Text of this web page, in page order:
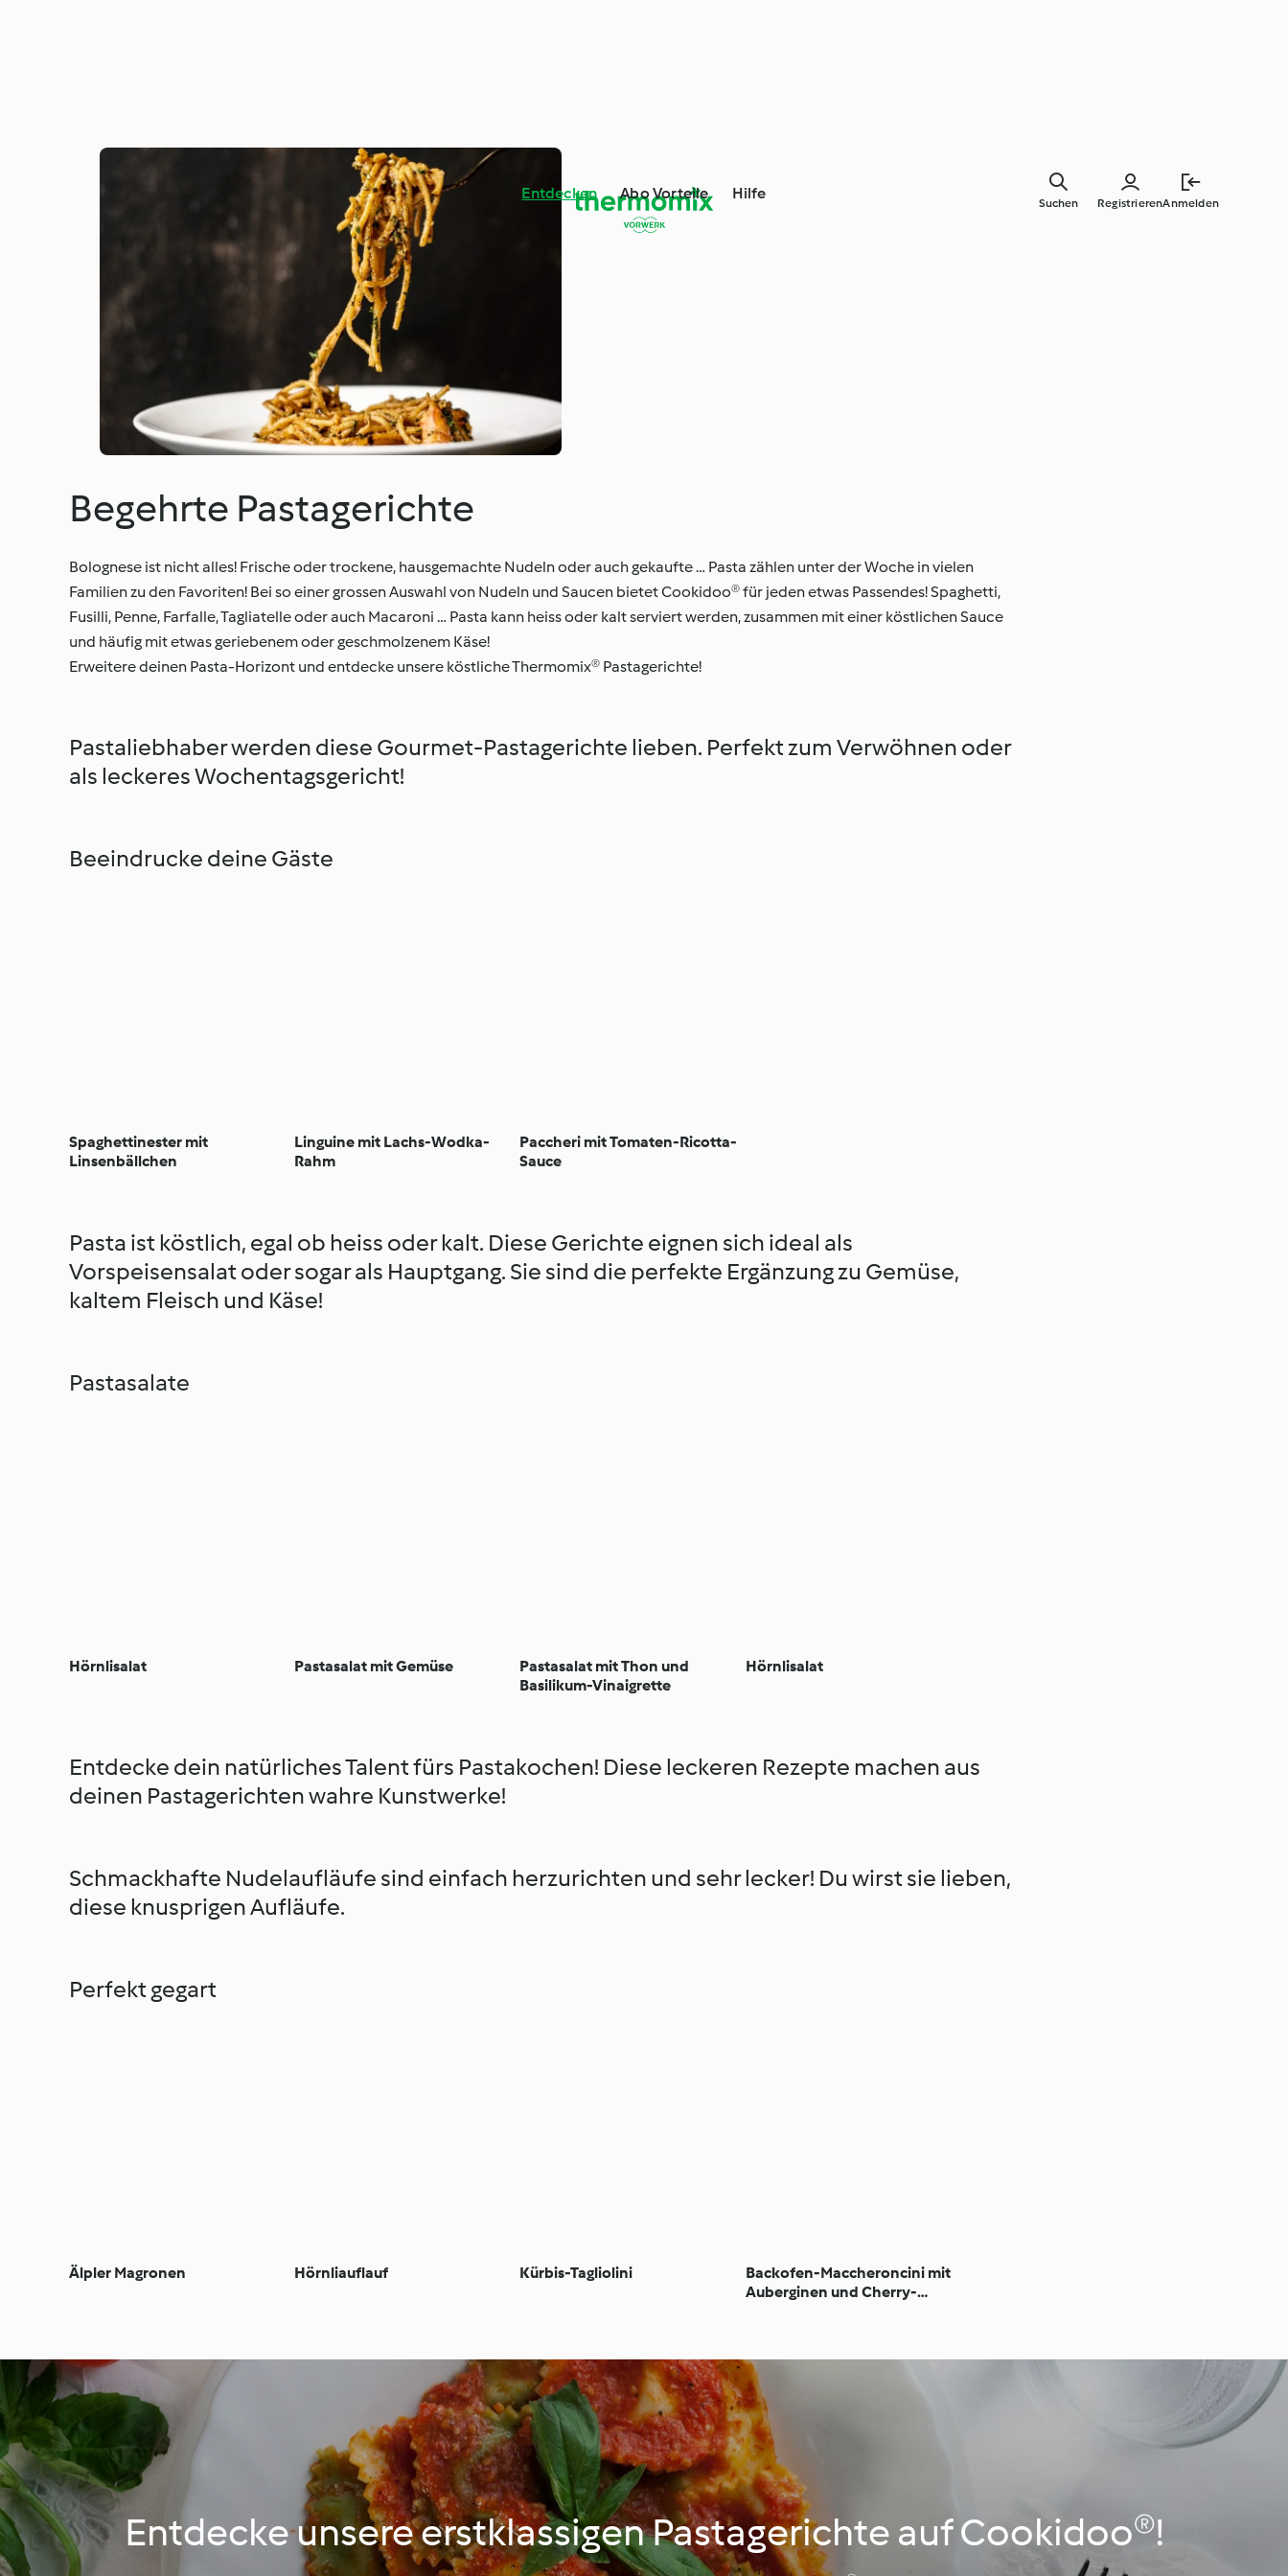
Entdecken Abo Vorteile Hilfe
RegistrierenAnmelden
Suchen
Begehrte Pastagerichte
Bolognese ist nicht alles! Frische oder trockene, hausgemachte Nudeln oder auch gekaufte … Pasta zählen unter der Woche in vielen
Familien zu den Favoriten! Bei so einer grossen Auswahl von Nudeln und Saucen bietet Cookidoo® für jeden etwas Passendes! Spaghetti,
Fusilli, Penne, Farfalle, Tagliatelle oder auch Macaroni … Pasta kann heiss oder kalt serviert werden, zusammen mit einer köstlichen Sauce
und häufig mit etwas geriebenem oder geschmolzenem Käse!
Erweitere deinen Pasta-Horizont und entdecke unsere köstliche Thermomix® Pastagerichte!
Pastaliebhaber werden diese Gourmet-Pastagerichte lieben. Perfekt zum Verwöhnen oder
als leckeres Wochentagsgericht!
Beeindrucke deine Gäste
Spaghettinester mit
Linsenbällchen
Linguine mit Lachs-Wodka-
Rahm
Paccheri mit Tomaten-Ricotta-
Sauce
Pasta ist köstlich, egal ob heiss oder kalt. Diese Gerichte eignen sich ideal als
Vorspeisensalat oder sogar als Hauptgang. Sie sind die perfekte Ergänzung zu Gemüse,
kaltem Fleisch und Käse!
Pastasalate
Hörnlisalat Pastasalat mit Gemüse
Pastasalat mit Thon und
Basilikum-Vinaigrette
Hörnlisalat
Entdecke dein natürliches Talent fürs Pastakochen! Diese leckeren Rezepte machen aus
deinen Pastagerichten wahre Kunstwerke!
Schmackhafte Nudelaufläufe sind einfach herzurichten und sehr lecker! Du wirst sie lieben,
diese knusprigen Aufläufe.
Perfekt gegart
Älpler Magronen Hörnliauflauf Kürbis-Tagliolini
Backofen-Maccheroncini mit
Auberginen und Cherry-
Entdecke unsere erstklassigen Pastagerichte auf Cookidoo®!